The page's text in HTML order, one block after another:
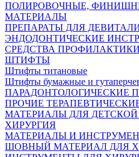
ПОЛИРОВОЧНЫЕ,
МАТЕРИАЛЫ
ПРЕПАРАТЫ ДЛЯ
ЭНДОДОНТИЧЕСКИЕ
СРЕДСТВА
ШТИФТЫ
Штифты титановые
Штифты бумажные и
ПАРАДОНТОЛОГИЧЕСКИЕ
ПРОЧИЕ
МАТЕРИАЛЫ ДЛЯ
ХИРУРГИЯ
МАТЕРИАЛЫ И
ШОВНЫЙ МАТЕРИАЛ ДЛЯ